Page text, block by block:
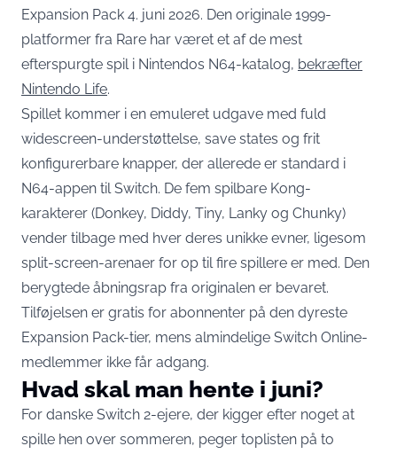
Expansion Pack 4. juni 2026. Den originale 1999-
platformer fra Rare har været et af de mest
efterspurgte spil i Nintendos N64-katalog, bekræfter
Nintendo Life.
Spillet kommer i en emuleret udgave med fuld
widescreen-understøttelse, save states og frit
konfigurerbare knapper, der allerede er standard i
N64-appen til Switch. De fem spilbare Kong-
karakterer (Donkey, Diddy, Tiny, Lanky og Chunky)
vender tilbage med hver deres unikke evner, ligesom
split-screen-arenaer for op til fire spillere er med. Den
berygtede åbningsrap fra originalen er bevaret.
Tilføjelsen er gratis for abonnenter på den dyreste
Expansion Pack-tier, mens almindelige Switch Online-
medlemmer ikke får adgang.
Hvad skal man hente i juni?
For danske Switch 2-ejere, der kigger efter noget at
spille hen over sommeren, peger toplisten på to